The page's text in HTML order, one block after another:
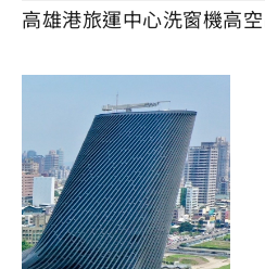
高雄港旅運中心洗窗機高